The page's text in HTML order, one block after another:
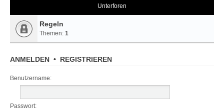
Unterforen
Regeln
Themen: 1
ANMELDEN • REGISTRIEREN
Benutzername:
Passwort: